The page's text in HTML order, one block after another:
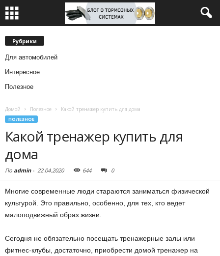
Рубрики
Для автомобилей
Интересное
Полезное
Домой Полезное Какой тренажер купить для дома
ПОЛЕЗНОЕ
Какой тренажер купить для
дома
По admin- 22.04.2020 644 0
Многие современные люди стараются заниматься физической
культурой. Это правильно, особенно, для тех, кто ведет
малоподвижный образ жизни.
Сегодня не обязательно посещать тренажерные залы или
фитнес-клубы, достаточно, приобрести домой тренажер на